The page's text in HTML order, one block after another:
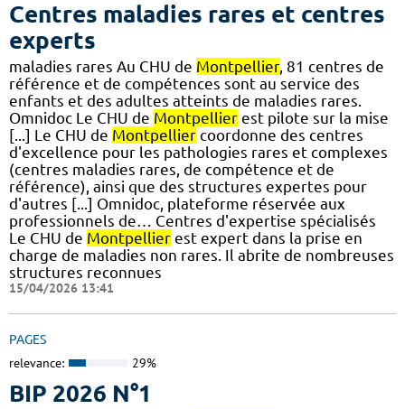
Centres maladies rares et centres
experts
maladies rares Au CHU de Montpellier, 81 centres de
référence et de compétences sont au service des
enfants et des adultes atteints de maladies rares.
Omnidoc Le CHU de Montpellier est pilote sur la mise
[...] Le CHU de Montpellier coordonne des centres
d'excellence pour les pathologies rares et complexes
(centres maladies rares, de compétence et de
référence), ainsi que des structures expertes pour
d'autres [...] Omnidoc, plateforme réservée aux
professionnels de… Centres d'expertise spécialisés
Le CHU de Montpellier est expert dans la prise en
charge de maladies non rares. Il abrite de nombreuses
structures reconnues
15/04/2026 13:41
PAGES
relevance: 29%
BIP 2026 N°1